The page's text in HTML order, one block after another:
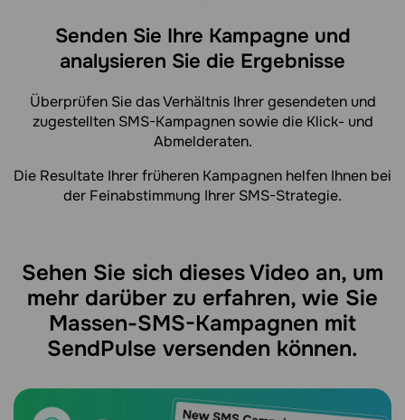
Senden Sie Ihre Kampagne und
analysieren Sie die Ergebnisse
Überprüfen Sie das Verhältnis Ihrer gesendeten und
zugestellten SMS-Kampagnen sowie die Klick- und
Abmelderaten.
Die Resultate Ihrer früheren Kampagnen helfen Ihnen bei
der Feinabstimmung Ihrer SMS-Strategie.
Sehen Sie sich dieses Video an, um
mehr darüber zu erfahren, wie Sie
Massen-SMS-Kampagnen mit
SendPulse versenden können.